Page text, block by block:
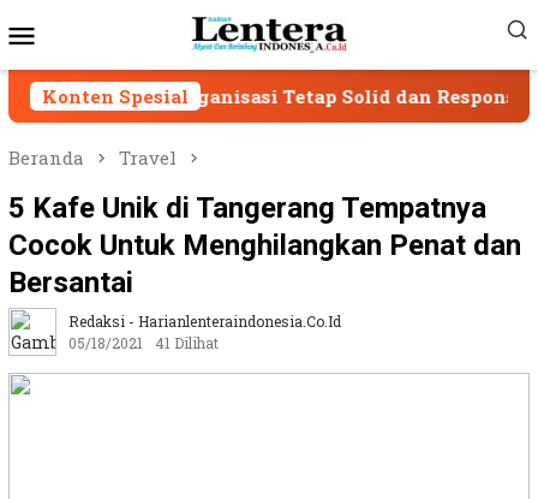
ke
Mobile
Konten Spesial
Organisasi Tetap Solid dan Responsif SPAM
Beranda Travel
5 Kafe Unik di Tangerang Tempatnya
Cocok Untuk Menghilangkan Penat dan
Bersantai
Redaksi - Harianlenteraindonesia.co.id
05/18/2021
41 Dilihat